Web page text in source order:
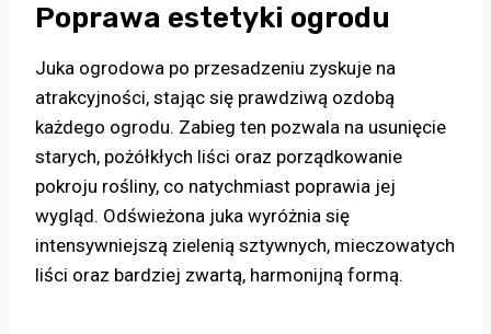
Poprawa estetyki ogrodu
Juka ogrodowa po przesadzeniu zyskuje na
atrakcyjności, stając się prawdziwą ozdobą
każdego ogrodu. Zabieg ten pozwala na usunięcie
starych, pożółkłych liści oraz porządkowanie
pokroju rośliny, co natychmiast poprawia jej
wygląd. Odświeżona juka wyróżnia się
intensywniejszą zielenią sztywnych, mieczowatych
liści oraz bardziej zwartą, harmonijną formą.